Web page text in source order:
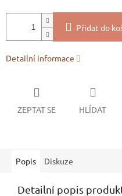
Přidat do
Detailní informace
ZEPTAT SE HLÍDAT
Popis Diskuze
Detailní popis